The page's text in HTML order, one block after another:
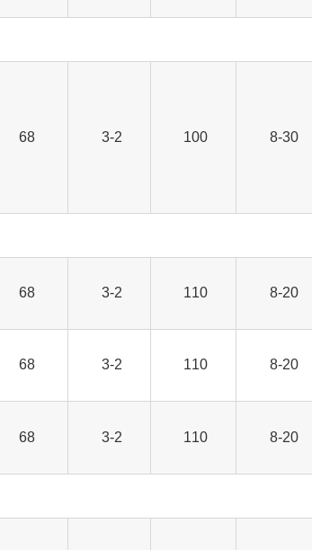
8-30
100
3-2
68
8-20
110
3-2
68
8-20
110
3-2
68
8-20
110
3-2
68